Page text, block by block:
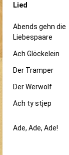
Lied
Abends gehn die
Liebespaare
Ach Glöckelein
Der Tramper
Der Werwolf
Ach ty stjep
Ade, Ade, Ade!